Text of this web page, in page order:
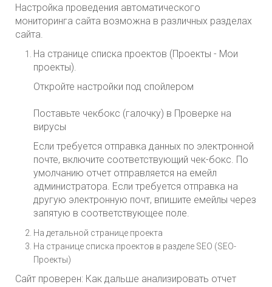
Настройка проведения автоматического
мониторинга сайта возможна в различных разделах
сайта.
На странице списка проектов (Проекты - Мои
проекты).
Откройте настройки под спойлером
Поставьте чекбокс (галочку) в Проверке на
вирусы
Если требуется отправка данных по электронной
почте, включите соответствующий чек-бокс. По
умолчанию отчет отправляется на емейл
администратора. Если требуется отправка на
другую электронную почт, впишите емейлы через
запятую в соответствующее поле.
На детальной странице проекта
На странице списка проектов в разделе SEO (SEO-
Проекты)
Сайт проверен: Как дальше анализировать отчет